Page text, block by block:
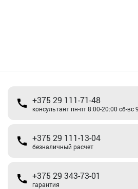
+375 29 111-71-48
консультант пн-пт 8:00-20:00 сб-вс
+375 29 111-13-04
безналичный расчет
+375 29 343-73-01
гарантия